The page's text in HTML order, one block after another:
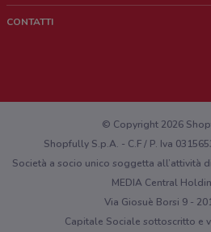
Lavora con noi
Richieste commerciali e marketing
CONTATTI
Hai un malfunzionamento sul web o
© Copyright 2026
Shopfully S.p.A. - C.F / P. Iva
Società a socio unico soggetta all’attività
MEDIA Central
Via Giosuè Borsi 9 -
Capitale Sociale sottoscritto e